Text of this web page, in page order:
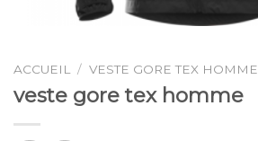
ACCUEIL / VESTE GORE TEX HOMME
veste gore tex homme